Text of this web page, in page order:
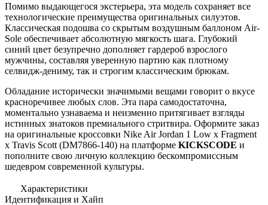
Помимо выдающегося экстерьера, эта модель сохраняет все
технологические преимущества оригинальных силуэтов.
Классическая подошва со скрытым воздушным баллоном Air-
Sole обеспечивает абсолютную мягкость шага. Глубокий
синий цвет безупречно дополняет гардероб взрослого
мужчины, составляя уверенную партию как плотному
селвидж-дениму, так и строгим классическим брюкам.
Обладание исторически значимыми вещами говорит о вкусе
красноречивее любых слов. Эта пара самодостаточна,
моментально узнаваема и неизменно притягивает взгляды
истинных знатоков премиального стритвира. Оформите заказ
на оригинальные кроссовки Nike Air Jordan 1 Low x Fragment
x Travis Scott (DM7866-140) на платформе KICKSCODE и
пополните свою личную коллекцию бескомпромиссным
шедевром современной культуры.
Характеристики
Идентификация и Хайп